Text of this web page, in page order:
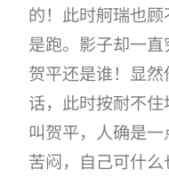
的！此时舸瑞也
是跑。影子却一
贺平还是谁！显
话，此时按耐不
叫贺平，人确是
苦闷，自己可什